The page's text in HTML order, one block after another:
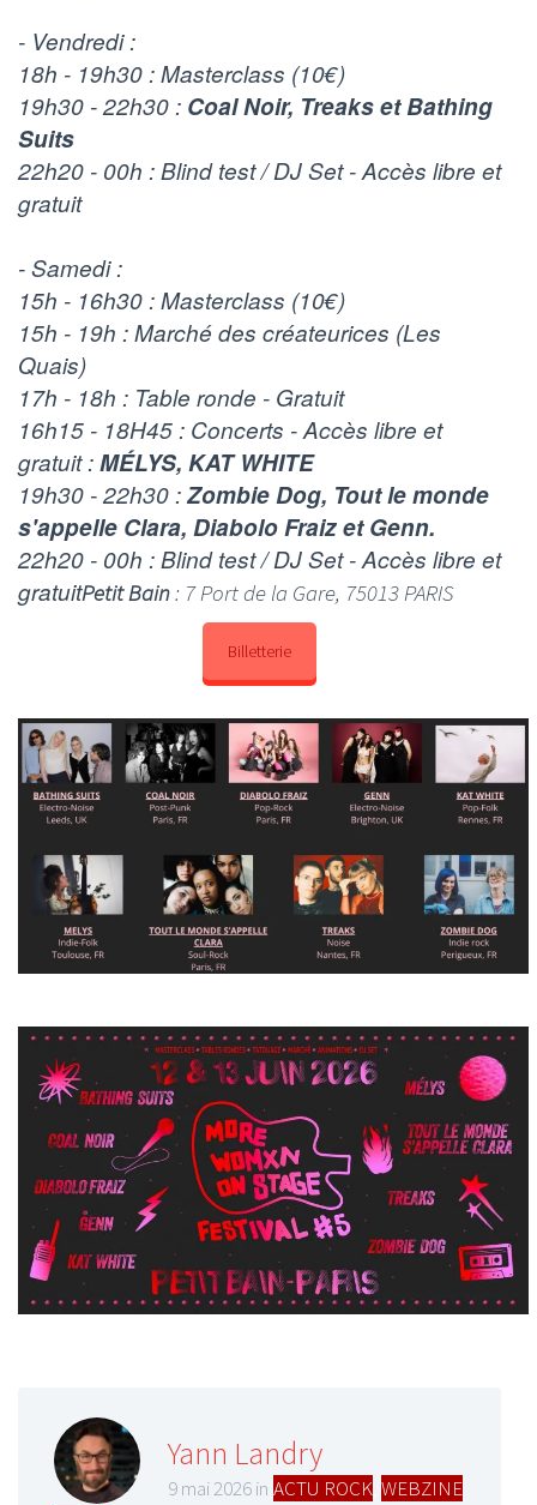
- Vendredi :
18h - 19h30 : Masterclass (10€)
19h30 - 22h30 : Coal Noir, Treaks et Bathing
Suits
22h20 - 00h : Blind test / DJ Set - Accès libre et
gratuit
- Samedi :
15h - 16h30 : Masterclass (10€)
15h - 19h : Marché des créateurices (Les
Quais)
17h - 18h : Table ronde - Gratuit
16h15 - 18H45 : Concerts - Accès libre et
gratuit :MÉLYS, KAT WHITE
19h30 - 22h30 :Zombie Dog, Tout le monde
s'appelle Clara, Diabolo Fraiz et Genn.
22h20 - 00h : Blind test / DJ Set - Accès libre et
gratuitPetit Bain: 7 Port de la Gare, 75013 PARIS
Billetterie
Yann Landry
9 mai 2026 in ACTU ROCK WEBZINE